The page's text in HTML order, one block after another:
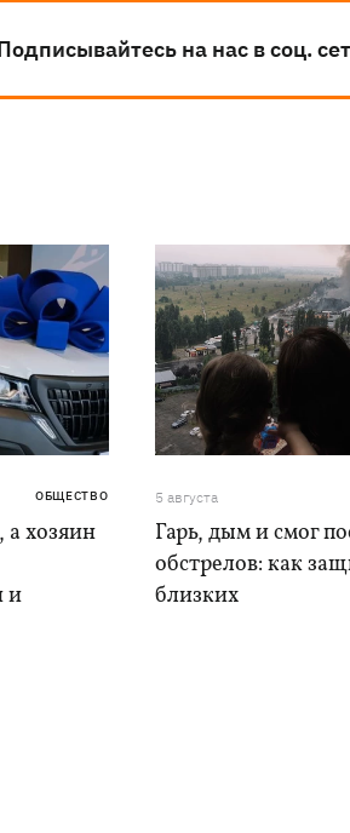
на нас в соц.
ОБЩЕСТВО
хозяин
и
5 августа
Гарь, дым и смог
обстрелов: как
близких